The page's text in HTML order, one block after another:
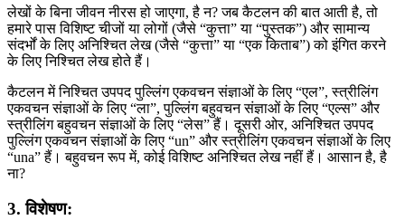
लेखों के बिना जीवन नीरस हो जाएगा, है न? जब कैटलन की बात आती है, तो
हमारे पास विशिष्ट चीजों या लोगों (जैसे “कुत्ता” या “पुस्तक”) और सामान्य
संदर्भों के लिए अनिश्चित लेख (जैसे “कुत्ता” या “एक किताब”) को इंगित करने
के लिए निश्चित लेख होते हैं।
कैटलन में निश्चित उपपद पुल्लिंग एकवचन संज्ञाओं के लिए “एल”, स्त्रीलिंग
एकवचन संज्ञाओं के लिए “ला”, पुल्लिंग बहुवचन संज्ञाओं के लिए “एल्स” और
स्त्रीलिंग बहुवचन संज्ञाओं के लिए “लेस” हैं। दूसरी ओर, अनिश्चित उपपद
पुल्लिंग एकवचन संज्ञाओं के लिए “un” और स्त्रीलिंग एकवचन संज्ञाओं के लिए
“una” हैं। बहुवचन रूप में, कोई विशिष्ट अनिश्चित लेख नहीं हैं। आसान है, है
ना?
3. विशेषण: